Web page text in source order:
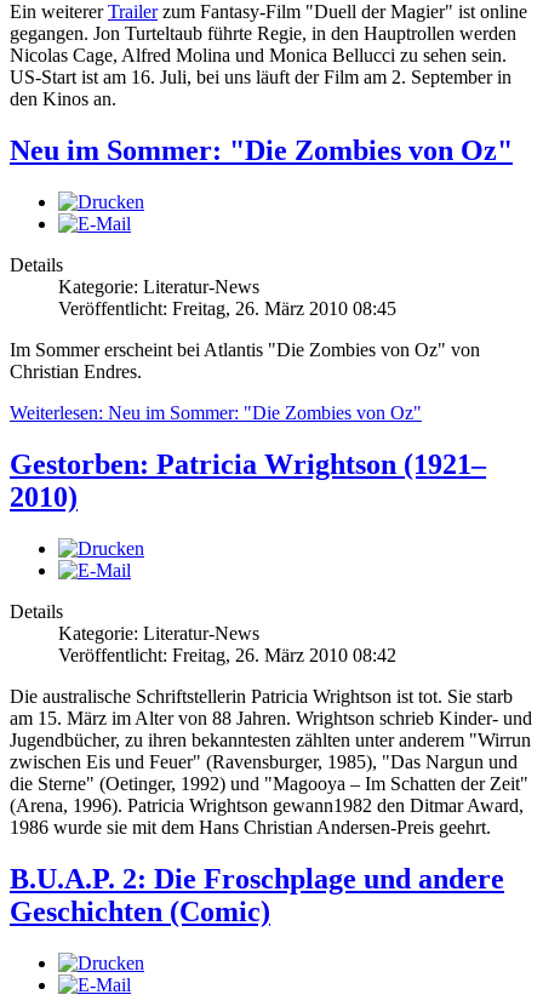
Ein weitererTrailerzum Fantasy-Film "Duell der Magier" ist online
gegangen. Jon Turteltaub führte Regie, in den Hauptrollen werden
Nicolas Cage, Alfred Molina und Monica Bellucci zu sehen sein.
US-Start ist am 16. Juli, bei uns läuft der Film am 2. September in
den Kinos an.
Neu im Sommer: "Die Zombies von Oz"
Details
Kategorie: Literatur-News
Veröffentlicht: Freitag, 26. März 2010 08:45
Im Sommer erscheint bei Atlantis "Die Zombies von Oz" von
Christian Endres.
Weiterlesen: Neu im Sommer: "Die Zombies von Oz"
Gestorben: Patricia Wrightson (1921–
2010)
Details
Kategorie: Literatur-News
Veröffentlicht: Freitag, 26. März 2010 08:42
Die australische Schriftstellerin Patricia Wrightson ist tot. Sie starb
am 15. März im Alter von 88 Jahren. Wrightson schrieb Kinder- und
Jugendbücher, zu ihren bekanntesten zählten unter anderem "Wirrun
zwischen Eis und Feuer" (Ravensburger, 1985), "Das Nargun und
die Sterne" (Oetinger, 1992) und "Magooya – Im Schatten der Zeit"
(Arena, 1996). Patricia Wrightson gewann1982 den Ditmar Award,
1986 wurde sie mit dem Hans Christian Andersen-Preis geehrt.
B.U.A.P. 2: Die Froschplage und andere
Geschichten (Comic)